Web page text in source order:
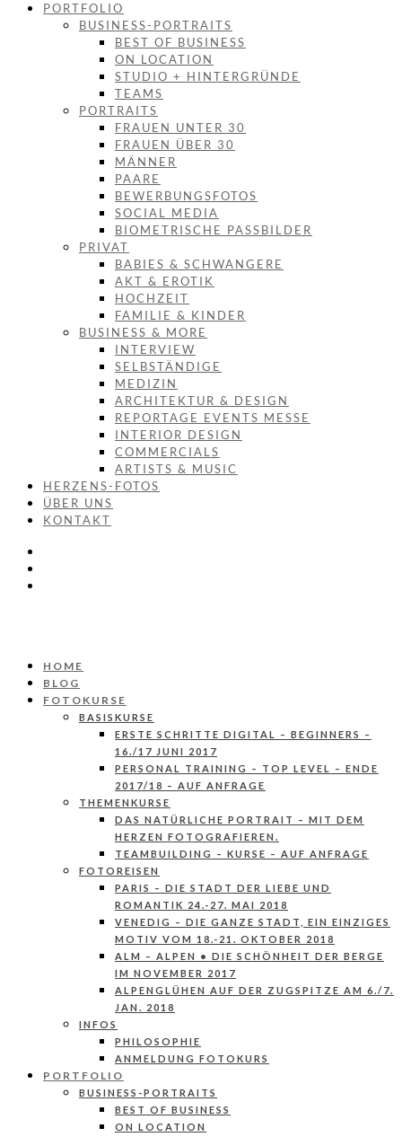
PORTFOLIO
BUSINESS-PORTRAITS
BEST OF BUSINESS
ON LOCATION
STUDIO + HINTERGRÜNDE
TEAMS
PORTRAITS
FRAUEN UNTER 30
FRAUEN ÜBER 30
MÄNNER
PAARE
BEWERBUNGSFOTOS
SOCIAL MEDIA
BIOMETRISCHE PASSBILDER
PRIVAT
BABIES & SCHWANGERE
AKT & EROTIK
HOCHZEIT
FAMILIE & KINDER
BUSINESS & MORE
INTERVIEW
SELBSTÄNDIGE
MEDIZIN
ARCHITEKTUR & DESIGN
REPORTAGE EVENTS MESSE
INTERIOR DESIGN
COMMERCIALS
ARTISTS & MUSIC
HERZENS-FOTOS
ÜBER UNS
KONTAKT
HOME
BLOG
FOTOKURSE
BASISKURSE
ERSTE SCHRITTE DIGITAL – BEGINNERS –
16./17 JUNI 2017
PERSONAL TRAINING – TOP LEVEL – ENDE
2017/18 – AUF ANFRAGE
THEMENKURSE
DAS NATÜRLICHE PORTRAIT – MIT DEM
HERZEN FOTOGRAFIEREN.
TEAMBUILDING – KURSE – AUF ANFRAGE
FOTOREISEN
PARIS – DIE STADT DER LIEBE UND
ROMANTIK 24.-27. MAI 2018
VENEDIG – DIE GANZE STADT, EIN EINZIGES
MOTIV VOM 18.-21. OKTOBER 2018
ALM – ALPEN • DIE SCHÖNHEIT DER BERGE
IM NOVEMBER 2017
ALPENGLÜHEN AUF DER ZUGSPITZE AM 6./7.
JAN. 2018
INFOS
PHILOSOPHIE
ANMELDUNG FOTOKURS
PORTFOLIO
BUSINESS-PORTRAITS
BEST OF BUSINESS
ON LOCATION